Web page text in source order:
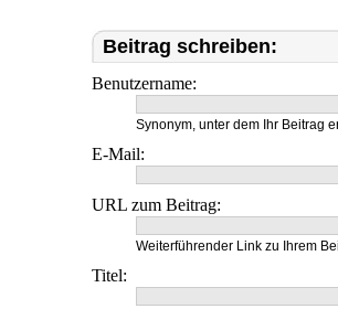
Beitrag schreiben:
Benutzername:
Synonym, unter dem Ihr Beitrag
E-Mail:
URL zum Beitrag:
Weiterführender Link zu Ihrem
Titel: